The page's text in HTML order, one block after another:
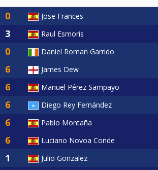
Jose Frances
Raul Esmoris
Daniel Roman Garrido
James Dew
Manuel Pérez Sampayo
Diego Rey Fernández
Pablo Montaña
Luciano Novoa Conde
Julio Gonzalez